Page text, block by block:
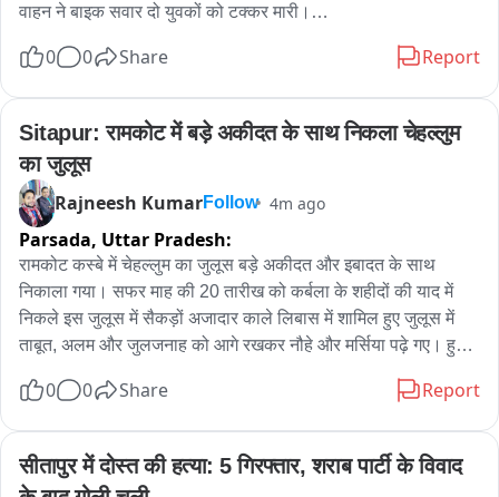
वाहन ने बाइक सवार दो युवकों को टक्कर मारी।
जानकारी के अनुसार नगला हरी सिंह,थाना दन्नाहार निवासी महेश चंद्र और
तभी बुझिया नहर पुल पर पीछे से आए अज्ञात वाहन ने बाइक में टक्कर मार
दी।
हादसे में दोनों युवक घायल हो गए,सूचना मिलते ही 108 एंबुलेंस मौके पर
पहुंची और घायलों को उपचार के लिए अस्पताल भिजवाया।
पुलिस अज्ञात वाहन की तलाश कर रही है।
0 0 Share Report
Sitapur: रामकोट में बड़े अकीदत के साथ निकला चेहल्लुम
का जुलूस
Rajneesh KumarFollow 4m ago
Parsada, Uttar Pradesh:
रामकोट कस्बे में चेहल्लुम का जुलूस बड़े अकीदत और इबादत के साथ
निकाला गया। सफर माह की 20 तारीख को कर्बला के शहीदों की याद में
निकले इस जुलूस में सैकड़ों अजादार काले लिबास में शामिल हुए जुलूस में
ताबूत, अलम और जुलजनाह को आगे रखकर नौहे और मर्सिया पढ़े गए। हुसैन
इमाम हुसैन की कुर्बानी को याद किया रास्ते में जगह-जगह सबील लगाकर
किया गया।
0 0 Share Report
सीतापुर में दोस्त की हत्या: 5 गिरफ्तार, शराब पार्टी के विवाद